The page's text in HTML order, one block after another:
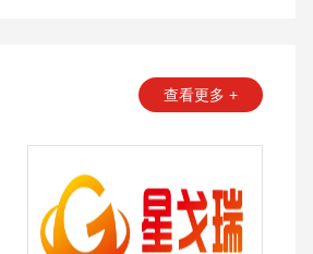
查看更多 +